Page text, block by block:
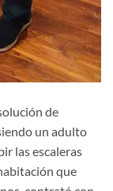
de
un adulto
las escaleras
que